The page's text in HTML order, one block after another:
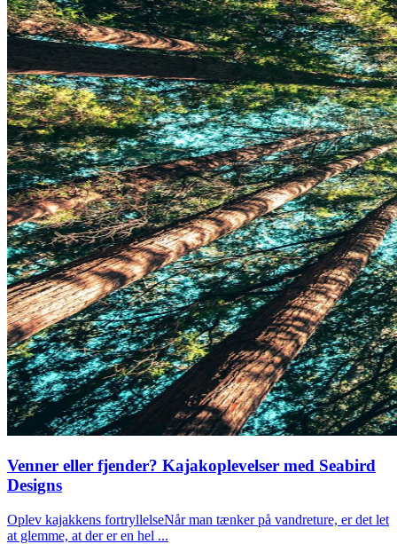
Venner eller fjender? Kajakoplevelser med Seabird
Designs
Oplev kajakkens fortryllelseNår man tænker på vandreture, er det let
at glemme, at der er en hel ...